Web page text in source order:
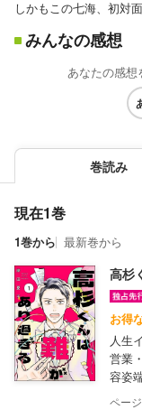
しかもこの七海、初対
みんなの感想
あなたの感想
巻読み
現在1巻
1巻から 最新巻から
高杉
お得
人生
営業
容姿